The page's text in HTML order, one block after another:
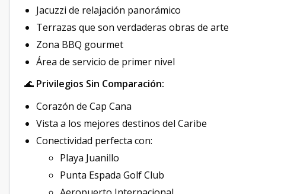
Jacuzzi de relajación panorámico
Terrazas que son verdaderas obras de arte
Zona BBQ gourmet
Área de servicio de primer nivel
🌊 Privilegios Sin Comparación:
Corazón de Cap Cana
Vista a los mejores destinos del Caribe
Conectividad perfecta con:
Playa Juanillo
Punta Espada Golf Club